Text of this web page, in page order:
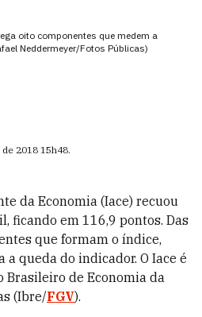
oito componentes que medem a
Neddermeyer/Fotos Públicas)
2018 15h48.
da Economia (Iace) recuou
ficando em 116,9 pontos. Das
que formam o índice,
queda do indicador. O Iace é
de Economia da
(Ibre/FGV).